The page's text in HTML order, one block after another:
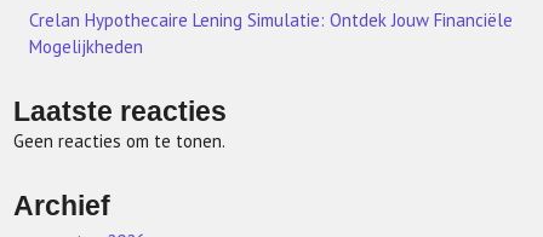
Crelan Hypothecaire Lening Simulatie: Ontdek Jouw Financiële
Mogelijkheden
Laatste reacties
Geen reacties om te tonen.
Archief